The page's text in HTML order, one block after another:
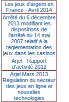
Les jeux d’argent en
France - Avril 2014
Arrêté du 6 décembre
2013 modifiant les
dispositions de
l’arrêté du 14 mai
2007 relatif à la
réglementation des
jeux dans les casinos
Arjel - Rapport
d'activité 2012
Arjel Mars 2013
Régulation du secteur
des jeux en ligne et
nouvelles
technologies